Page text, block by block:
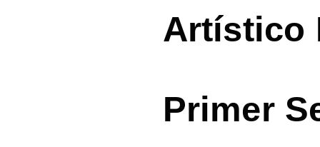
Artístico
Primer